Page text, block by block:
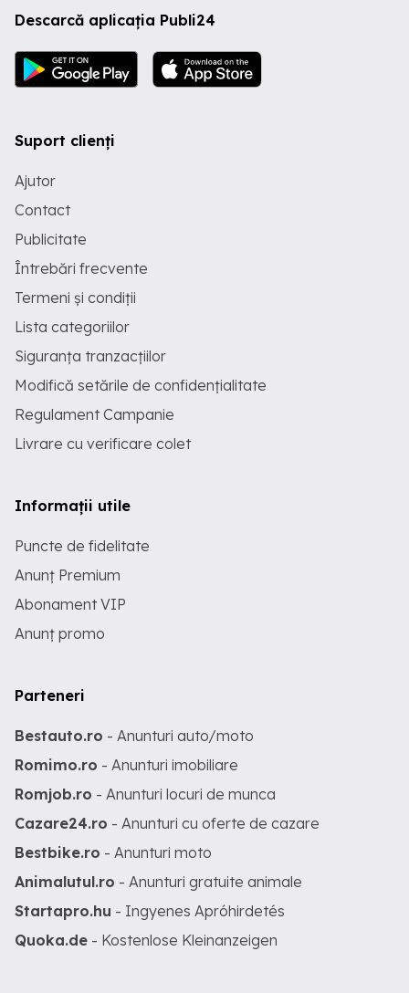
Descarcă aplicația Publi24
Suport clienți
Ajutor
Contact
Publicitate
Întrebări frecvente
Termeni și condiții
Lista categoriilor
Siguranța tranzacțiilor
Modifică setările de confidențialitate
Regulament Campanie
Livrare cu verificare colet
Informații utile
Puncte de fidelitate
Anunț Premium
Abonament VIP
Anunț promo
Parteneri
Bestauto.ro - Anunturi auto/moto
Romimo.ro - Anunturi imobiliare
Romjob.ro - Anunturi locuri de munca
Cazare24.ro - Anunturi cu oferte de cazare
Bestbike.ro - Anunturi moto
Animalutul.ro - Anunturi gratuite animale
Startapro.hu - Ingyenes Apróhirdetés
Quoka.de - Kostenlose Kleinanzeigen